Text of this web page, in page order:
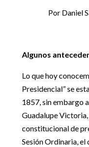
Por Daniel
Algunos
Lo que hoy
Presidencial” se
1857, sin embargo
Guadalupe
constitucional de
Sesión Ordinaria, el